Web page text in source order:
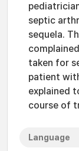
septic
sequela.
taken for
patient
explained
course of
Language